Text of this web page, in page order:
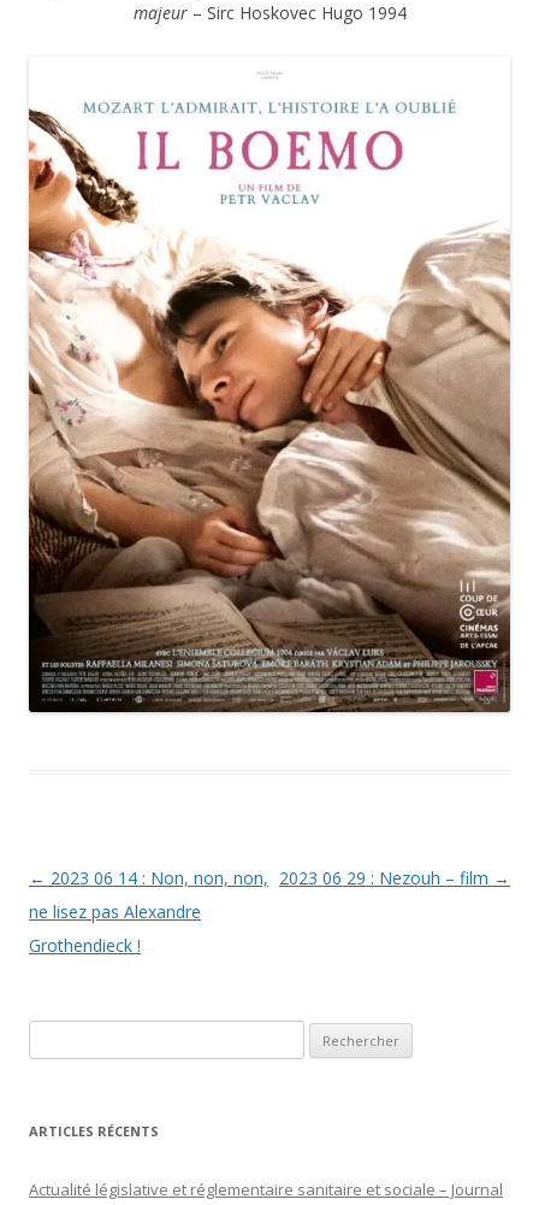
majeur– Sirc Hoskovec Hugo 1994
Navigation
des
articles
← 2023 06 14 : Non, non, non,
ne lisez pas Alexandre
Grothendieck !
2023 06 29 : Nezouh – film →
ARTICLES RÉCENTS
Actualité législative et réglementaire sanitaire et sociale – Journal